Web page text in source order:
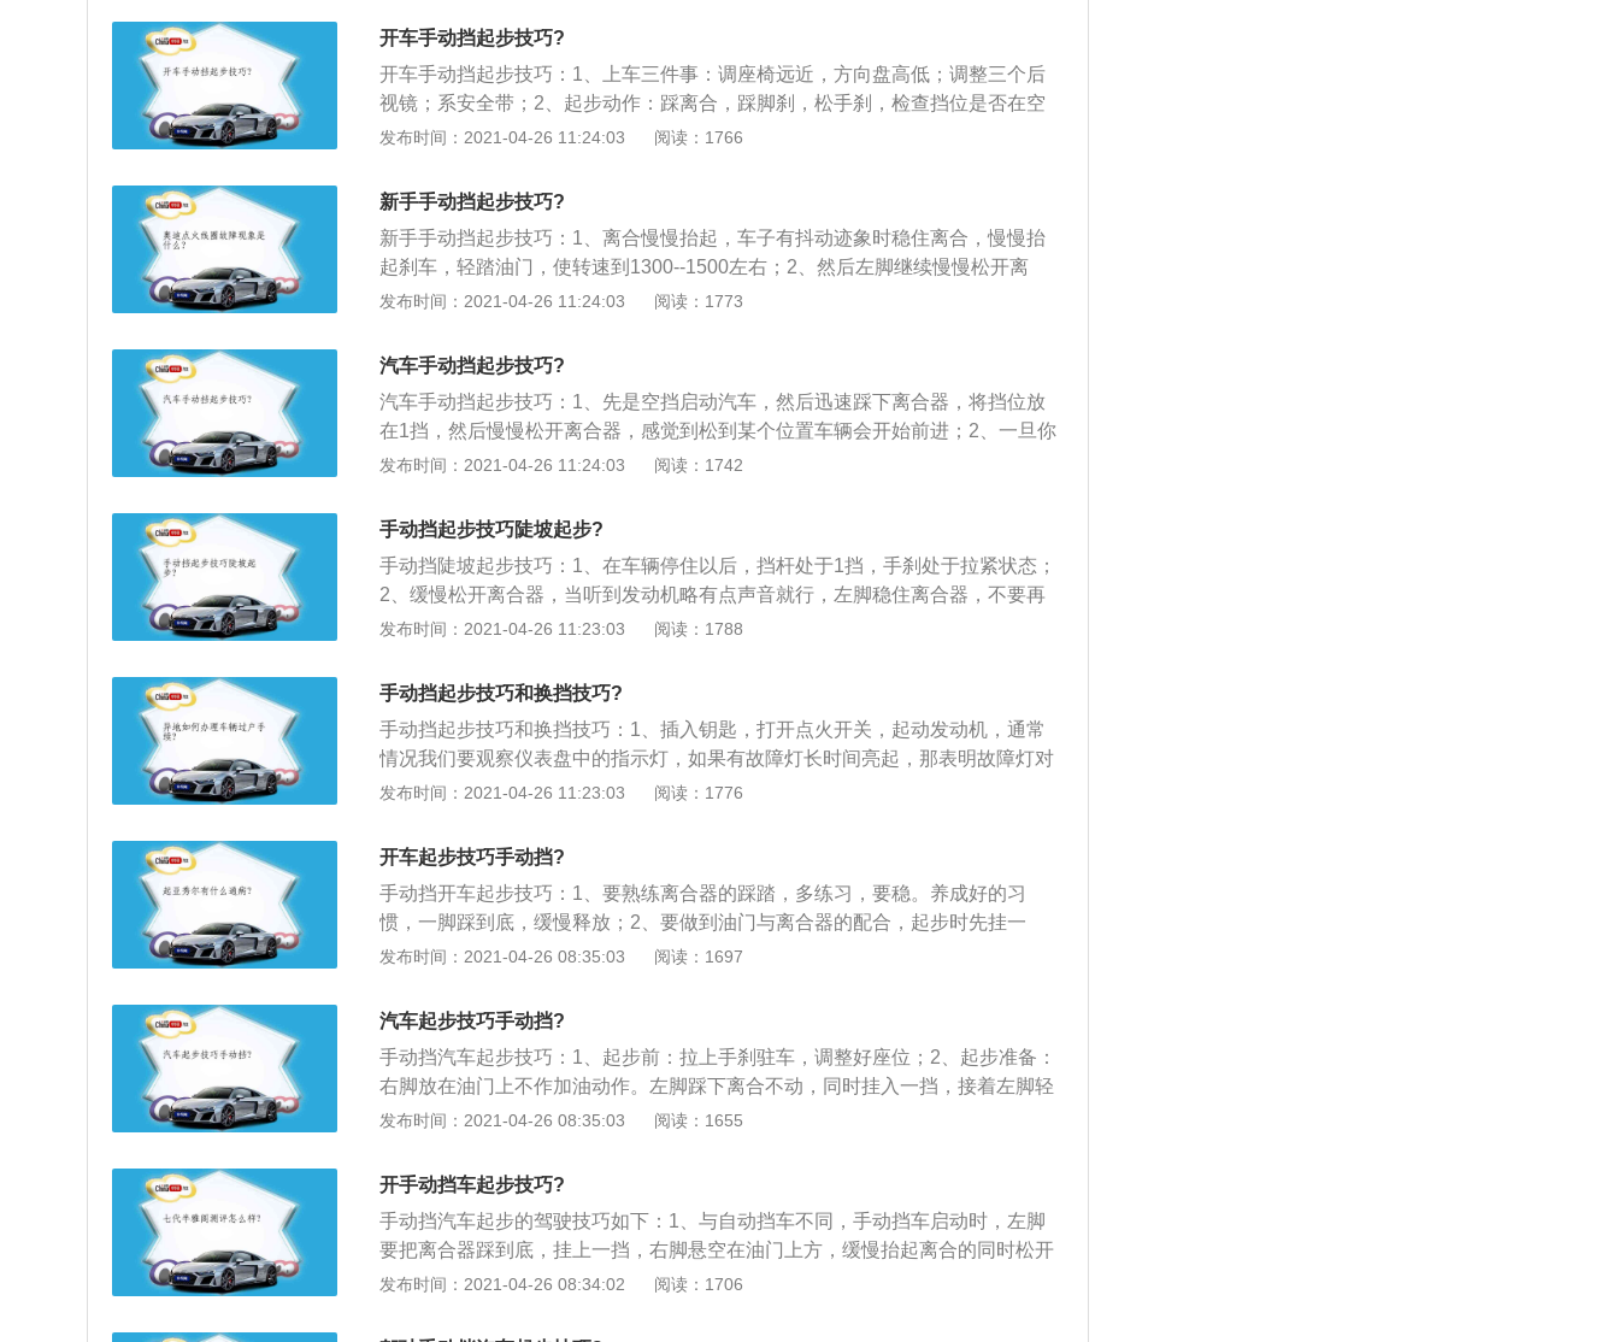
的喜好，有的人喜欢根据发动机的转速来进行换挡，有的人则喜欢根据汽车的速
度来进行换挡。#p#分页标题#e#
踩下离合器，这样离合器就不会被强制脱开，然后换挡。进挡顺序一定要是一挡-
-二挡--三挡--四挡--五挡，不推荐跳挡，减挡顺序按车速，根据自己车子的情况，
一般发动机转速低于1500转左右就要减挡；4、车子行驶过程中要勤换挡，根据
车速和路况选择合适的挡位，如果换挡不勤，很容易使车子拖挡或发动机疯鸣，
增加汽车的磨损和费油，所以一定要养成勤换挡的习惯；5、换挡的动作要连
果遇到无法上挡的情况（现在的汽车很少遇见），挂空挡松一下离合器，然后重
新踩下离合器，就可以上挡了，如果挡位没有到位，不要送开离合器，那样很容
易磨损变速齿轮。
开车手动挡起步技巧?
开车手动挡起步技巧：1、上车三件事：调座椅远近，方向盘高低；调整三个后
视镜；系安全带；2、起步动作：踩离合，踩脚刹，松手刹，检查挡位是否在空
挡，点火，挂一挡，松脚刹，慢抬离合，同时轻踩油门，至车起步全松离合；
挡位高低以适当速度抬离合，同时轻踩油门；加挡与减挡动作同；4、刹车动
作：用适当的力度踩刹车，车完全停住前将离合踩到底；停车动作：车完全停住
后，将挡位放至空挡，拉手刹，松脚刹，松离合，车熄火。
发布时间：2021-04-26 11:24:03 阅读：1766
新手手动挡起步技巧?
新手手动挡起步技巧：1、离合慢慢抬起，车子有抖动迹象时稳住离合，慢慢抬
起刹车，轻踏油门，使转速到1300--1500左右；2、然后左脚继续慢慢松开离
合，右脚同步继续给油，需要起步越快加油就要越多，但同时离合也要要松的越
每到2000转换挡。
发布时间：2021-04-26 11:24:03 阅读：1773
汽车手动挡起步技巧?
汽车手动挡起步技巧：1、先是空挡启动汽车，然后迅速踩下离合器，将挡位放
在1挡，然后慢慢松开离合器，感觉到松到某个位置车辆会开始前进；2、一旦你
感觉到车轮动了，就稳住离合器轻加油门。注意不要快速松离合器，否则车辆
慢慢松离合器，这样起步比较稳。
发布时间：2021-04-26 11:24:03 阅读：1742
手动挡起步技巧陡坡起步?
手动挡陡坡起步技巧：1、在车辆停住以后，挡杆处于1挡，手刹处于拉紧状态；
2、缓慢松开离合器，当听到发动机略有点声音就行，左脚稳住离合器，不要再
动；3、右脚缓慢松开刹车，然后轻踩油门，稍微给点油，右脚稳住油门踏板；
向前窜动的感觉，左脚稳住离合器；5、右脚油门踏板再往上抬一点，把手刹松
到底，车辆就可以平稳起步了。
发布时间：2021-04-26 11:23:03 阅读：1788
手动挡起步技巧和换挡技巧?
手动挡起步技巧和换挡技巧：1、插入钥匙，打开点火开关，起动发动机，通常
情况我们要观察仪表盘中的指示灯，如果有故障灯长时间亮起，那表明故障灯对
于部件出现异常，应立刻熄火，对车辆进行检查并排除故障后重新启动发动机；
驻车制动杆，也就是手刹。抬起离合器踏板，先快抬离合器踏板到发动机声音变
低，然后抬起速度放慢，待车身有稍微抖动时，这时停顿一下离合器踏板，同时
少许加油，然后再慢抬离合器踏板，接着再慢慢加油即可达到平稳起步；3、在
下坡起步中，手动挡车起步方法和前面平路的一样，只是注意保持与前车的距离
即可。而上坡起步无疑是最难的，很多车主在半坡起步中很容易就熄火或溜车；
右手松手刹，然后给油门起步。不过为了避免熄火或者溜车，我们在离合锁死的
情况下，可以多踩一些油门，一旦车身有抖动的厉害的情况就踩死离合，踩住脚
刹，拉起手刹重新起步，要记住的是一旦踩死离合，无论如何车子都不会熄火，
发布时间：2021-04-26 11:23:03 阅读：1776
开车起步技巧手动挡?
手动挡开车起步技巧：1、要熟练离合器的踩踏，多练习，要稳。养成好的习
惯，一脚踩到底，缓慢释放；2、要做到油门与离合器的配合，起步时先挂一
挡，缓慢释放离合器，在半离合状态加油门，等车子动起来才把离合器全部释
踩下离合器，这样离合器就不会被强制脱开，然后换挡。进挡顺序一定要是一挡-
-二挡--三挡--四挡--五挡，不推荐跳挡，减挡顺序按车速，根据自己车子的情况，
一般发动机转速低于1500转左右就要减挡；4、抬油门，踩下离合器，缓踩脚刹
至车平稳停下，摘挡，拉起手刹，抬离合器和脚刹。
发布时间：2021-04-26 08:35:03 阅读：1697
汽车起步技巧手动挡?
手动挡汽车起步技巧：1、起步前：拉上手刹驻车，调整好座位；2、起步准备：
右脚放在油门上不作加油动作。左脚踩下离合不动，同时挂入一挡，接着左脚轻
轻缓慢松离合（新手一般是左脚后跟不会离地的，这个没关系，等你7天内完全
门了。），直到你感觉车有抖动时稳住不再松离合，此时车不会熄火；3、准备
起步：放下手刹，同时右脚轻加油门，左脚也同时慢慢松离合直至完全松完——
此时车已经启步了；4、换挡：看到转速表已到1500转左右（正常启步后加一点
油门就可以直接换挡了，但要求你到1500时才换，是想让你熟悉启步过程和换挡
时的车速），完全松掉油门，同时右脚放到刹车位置（让你熟悉刹车位置方便以
发布时间：2021-04-26 08:35:03 阅读：1655
开手动挡车起步技巧?
手动挡汽车起步的驾驶技巧如下：1、与自动挡车不同，手动挡车启动时，左脚
要把离合器踩到底，挂上一挡，右脚悬空在油门上方，缓慢抬起离合的同时松开
手刹，然后轻踩油门，这样车辆才能平稳起步；2、但遇到高坡起步时，左脚离
松开，这样车辆就不会向后溜了；3、然后紧跟着踩上油门，缓慢抬起离合器，
发布时间：2021-04-26 08:34:02 阅读：1706